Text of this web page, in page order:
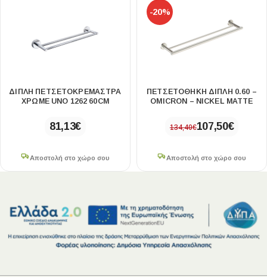
ΔΙΠΛΉ ΠΕΤΣΕΤΟΚΡΕΜΆΣΤΡΑ
ΧΡΩΜΈ UNO 1262 60CM
81,13€
Αποστολή στο χώρο σου
-20%
ΠΕΤΣΕΤΟΘΗΚΗ ΔΙΠΛΗ 0.60 –
OMICRON – NICKEL MATTE
134,40€107,50€
Αποστολή στο χώρο σου